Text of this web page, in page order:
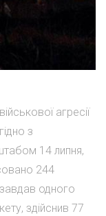
агресії
з
14 липня,
244
одного
здійснив 77